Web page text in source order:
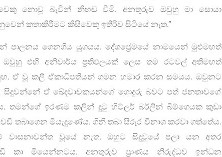
නොවූ බැවින් නිහඬ වීමි. අනතුරුව ඔවුහු මා සොයා
කතාකිරීමට කිසිවෙකු ඉතිරිව සිටියේ නැත.”
පාලනය ගෙනගිය යුගයය. දේශප්‍රේමයේ නාමයෙන් මුළුමහත්
එහි අනිවාර්ය ප්‍රතිඵලයක් ලෙස තම රටවල් අතිමහත්
ඒ වූ කලී ඒකාධිපතියන් ගමන හමාර කරන සමයය. ඔවුනට
ඒ ඛේදවාචකයන්ගේ ගොදුරු බවට පත් ජනතාවගේ
තමන්ගේ ඉරණම කලින් දුටු හිට්ලර් බර්ලින් බිම්ගෙයක කුඩා
තබාගෙන මියැදුණේය. ගිනි තබා සිරුර විනාශ කරවා ගත්තේය.
වූයේ නැත. ඔහුට සිදුවූයේ පලා යන අතර
කා මියෙන්නටය. අනතුරුව ප්‍රාණය නිරුද්ධව ඉන්ධන